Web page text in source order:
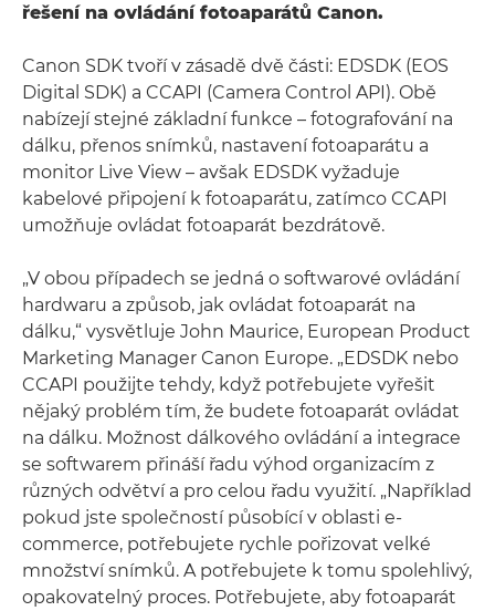
řešení na ovládání fotoaparátů Canon.
Canon SDK tvoří v zásadě dvě části: EDSDK (EOS
Digital SDK) a CCAPI (Camera Control API). Obě
nabízejí stejné základní funkce – fotografování na
dálku, přenos snímků, nastavení fotoaparátu a
monitor Live View – avšak EDSDK vyžaduje
kabelové připojení k fotoaparátu, zatímco CCAPI
umožňuje ovládat fotoaparát bezdrátově.
„V obou případech se jedná o softwarové ovládání
hardwaru a způsob, jak ovládat fotoaparát na
dálku,“ vysvětluje John Maurice, European Product
Marketing Manager Canon Europe. „EDSDK nebo
CCAPI použijte tehdy, když potřebujete vyřešit
nějaký problém tím, že budete fotoaparát ovládat
na dálku. Možnost dálkového ovládání a integrace
se softwarem přináší řadu výhod organizacím z
různých odvětví a pro celou řadu využití. „Například
pokud jste společností působící v oblasti e-
commerce, potřebujete rychle pořizovat velké
množství snímků. A potřebujete k tomu spolehlivý,
opakovatelný proces. Potřebujete, aby fotoaparát